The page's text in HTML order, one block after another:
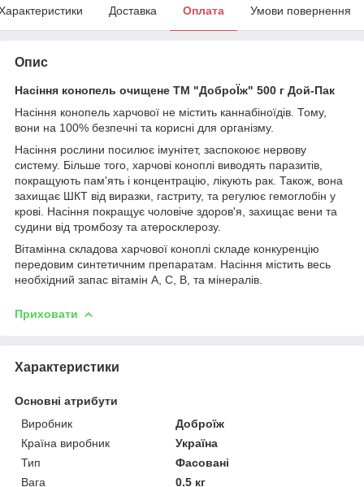
Доставка Оплата Умови повернення
Опис
Насіння конопель очищене ТМ "ДоброЇж" 500 г Дой-Пак
Насіння конопель харчової не містить каннабіноїдів. Тому,
вони на 100% безпечні та корисні для організму.
Насіння рослини посилює імунітет, заспокоює нервову
систему. Більше того, харчові коноплі виводять паразитів,
покращують пам'ять і концентрацію, лікують рак. Також, вона
захищає ШКТ від виразки, гастриту, та регулює гемоглобін у
крові. Насіння покращує чоловіче здоров'я, захищає вени та
судини від тромбозу та атеросклерозу.
Вітамінна складова харчової коноплі складе конкуренцію
передовим синтетичним препаратам. Насіння містить весь
необхідний запас вітамін A, C, B, та мінералів.
Приховати
Характеристики
Основні атрибути
Виробник
Доброїж
Країна виробник
Україна
Тип
Фасовані
Вага
0.5 кг